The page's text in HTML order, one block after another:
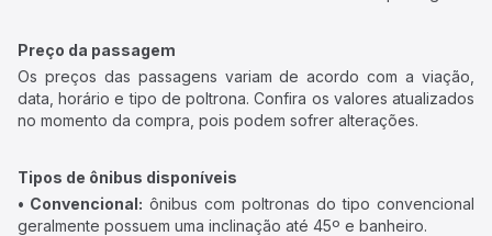
Preço da passagem
Os preços das passagens variam de acordo com a viação,
data, horário e tipo de poltrona. Confira os valores atualizados
no momento da compra, pois podem sofrer alterações.
Tipos de ônibus disponíveis
• Convencional: ônibus com poltronas do tipo convencional
geralmente possuem uma inclinação até 45º e banheiro.